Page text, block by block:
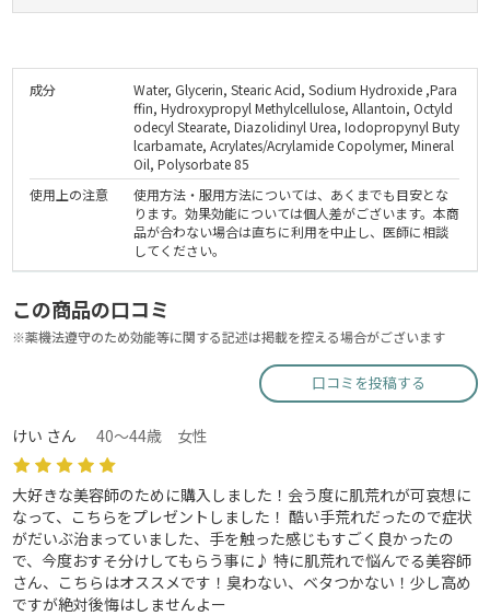
成分
Water, Glycerin, Stearic Acid, Sodium Hydroxide ,Para
ffin, Hydroxypropyl Methylcellulose, Allantoin, Octyld
odecyl Stearate, Diazolidinyl Urea, Iodopropynyl Buty
lcarbamate, Acrylates/Acrylamide Copolymer, Mineral
Oil, Polysorbate 85
使用上の注意
使用方法・服用方法については、あくまでも目安とな
ります。効果効能については個人差がございます。本商
品が合わない場合は直ちに利用を中止し、医師に相談
してください。
この商品の口コミ
※薬機法遵守のため効能等に関する記述は掲載を控える場合がございます
口コミを投稿する
けい さん 40～44歳 女性
大好きな美容師のために購入しました！会う度に肌荒れが可哀想に
なって、こちらをプレゼントしました！ 酷い手荒れだったので症状
がだいぶ治まっていました、手を触った感じもすごく良かったの
で、今度おすそ分けしてもらう事に♪ 特に肌荒れで悩んでる美容師
さん、こちらはオススメです！臭わない、ベタつかない！少し高め
ですが絶対後悔はしませんよー